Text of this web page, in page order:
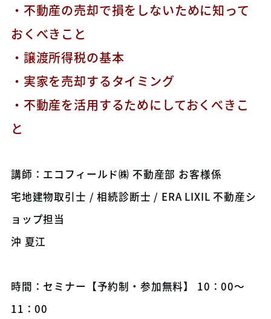
・不動産の売却で損をしないために知って
おくべきこと
・譲渡所得税の基本
・実家を売却するタイミング
・不動産を活用するためにしておくべきこ
と
講師：エコフィールド㈱ 不動産部 お客様係
宅地建物取引士 / 相続診断士 / ERA LIXIL 不動産シ
ョップ担当
沖 夏江
時間：セミナー【予約制・参加無料】 10：00～
11：00